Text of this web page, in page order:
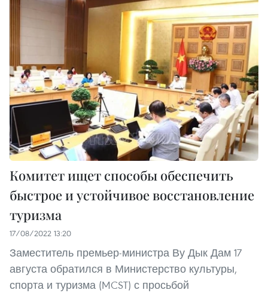
Комитет ищет способы обеспечить
быстрое и устойчивое восстановление
туризма
17/08/2022 13:20
Заместитель премьер-министра Ву Дык Дам 17
августа обратился в Министерство культуры,
спорта и туризма (MCST) с просьбой